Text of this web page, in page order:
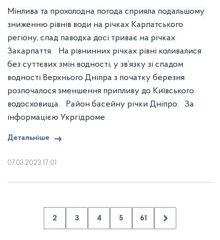
07.03.2023 17:01
Мінлива та прохолодна погода сприяла подальшому
зниженню рівнів води на річках Карпатського
регіону, спад паводка досі триває на річках
Закарпаття. На рівнинних річках рівні коливалися
без суттєвих змін водності, у зв’язку зі спадом
водності Верхнього Дніпра з початку березня
розпочалося зменшення припливу до Київського
водосховища. Район басейну річки Дніпро: За
інформацією Укргідроме
Детальніше
2 3 4 5 61